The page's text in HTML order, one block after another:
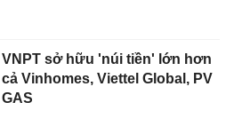
VNPT sở hữu 'núi tiền' lớn hơn
cả Vinhomes, Viettel Global, PV
GAS